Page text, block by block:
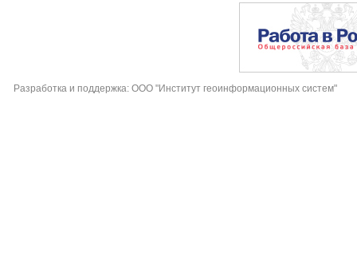
Разработка и поддержка: ООО "Институт геоинформационных систем"